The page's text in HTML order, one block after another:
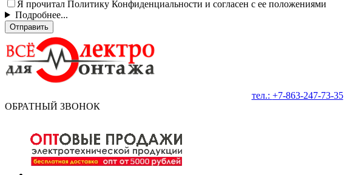
Я прочитал Политику Конфиденциальности и согласен с ее положениями
Подробнее...
Отправить
тел.: +7-863-247-73-35
ОБРАТНЫЙ ЗВОНОК